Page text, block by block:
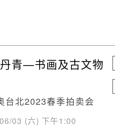
青—书画及古文物
台北2023春季拍卖会
03 (六) 下午1:00